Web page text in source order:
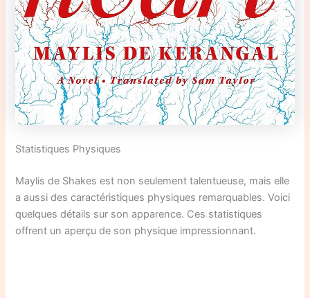
Statistiques Physiques
Maylis de Shakes est non seulement talentueuse, mais elle
a aussi des caractéristiques physiques remarquables. Voici
quelques détails sur son apparence. Ces statistiques
offrent un aperçu de son physique impressionnant.